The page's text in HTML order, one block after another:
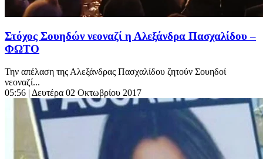
Στόχος Σουηδών νεοναζί η Αλεξάνδρα Πασχαλίδου –
ΦΩΤΟ
Την απέλαση της Αλεξάνδρας Πασχαλίδου ζητούν Σουηδοί
νεοναζί...
05:56 | Δευτέρα 02 Οκτωβρίου 2017